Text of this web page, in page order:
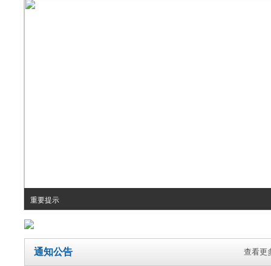
重要提示
通知公告 查看更